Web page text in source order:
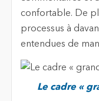
confortable. De
processus à
entendues de
Le cadre «